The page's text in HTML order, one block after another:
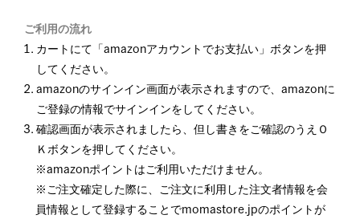
ご利用の流れ
カートにて「amazonアカウントでお支払い」ボタンを押
してください。
amazonのサインイン画面が表示されますので、amazonに
ご登録の情報でサインインをしてください。
確認画面が表示されましたら、但し書きをご確認のうえＯ
Ｋボタンを押してください。
※amazonポイントはご利用いただけません。
※ご注文確定した際に、ご注文に利用した注文者情報を会
員情報として登録することでmomastore.jpのポイントが